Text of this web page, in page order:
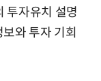
투자유치 설명
와 투자 기회